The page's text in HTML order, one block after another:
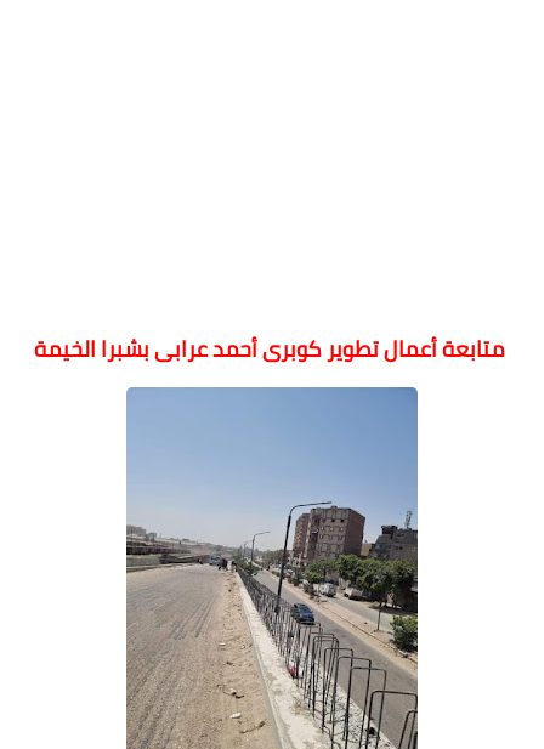
متابعة أعمال تطوير كوبرى أحمد عرابى بشبرا الخيمة